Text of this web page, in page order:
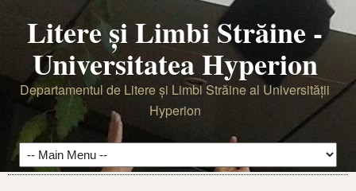
Litere şi Limbi Străine -
Universitatea Hyperion
Departamentul de Litere şi Limbi Străine al Universităţii
Hyperion